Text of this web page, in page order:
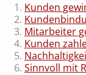
Kunden
Mitarbeiter
Kunden
Sinnvoll mit